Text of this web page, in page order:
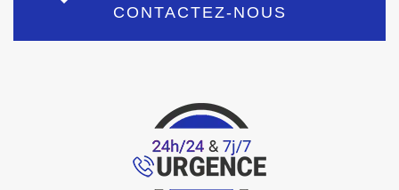
CONTACTEZ-NOUS